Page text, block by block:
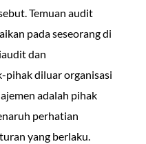
Temuan audit
pada seseorang di
dan
pihak diluar organisasi
adalah pihak
perhatian
yang berlaku.